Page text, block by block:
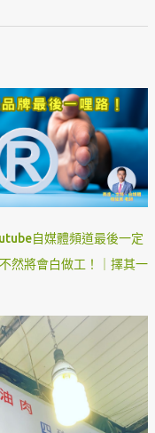
自媒體頻道最後一定
然將會白做工！｜擇其一